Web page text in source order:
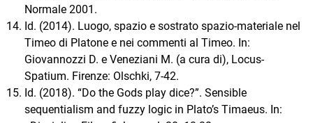
Normale 2001.
Id. (2014). Luogo, spazio e sostrato spazio-materiale nel
Timeo di Platone e nei commenti al Timeo. In:
Giovannozzi D. e Veneziani M. (a cura di), Locus-
Spatium. Firenze: Olschki, 7-42.
Id. (2018). “Do the Gods play dice?”. Sensible
sequentialism and fuzzy logic in Plato’s Timaeus. In: